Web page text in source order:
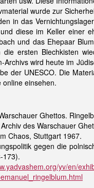
wurde zur
in das
diese im Keller einer
und das Ehepaar
ersten Blechkisten
wird heute im
der UNESCO. Die
online einsehen.
Ghettos.
des Warschauer
Chaos, Stuttgart 1967.
gegen die
173).
yv/en/